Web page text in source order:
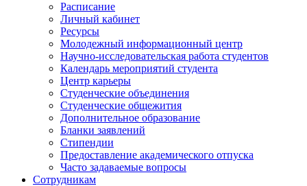
Расписание
Личный кабинет
Ресурсы
Молодежный информационный центр
Научно-исследовательская работа студентов
Календарь мероприятий студента
Центр карьеры
Студенческие объединения
Студенческие общежития
Дополнительное образование
Бланки заявлений
Стипендии
Предоставление академического отпуска
Часто задаваемые вопросы
Сотрудникам